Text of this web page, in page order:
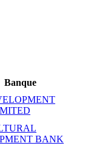
Banque
BANK